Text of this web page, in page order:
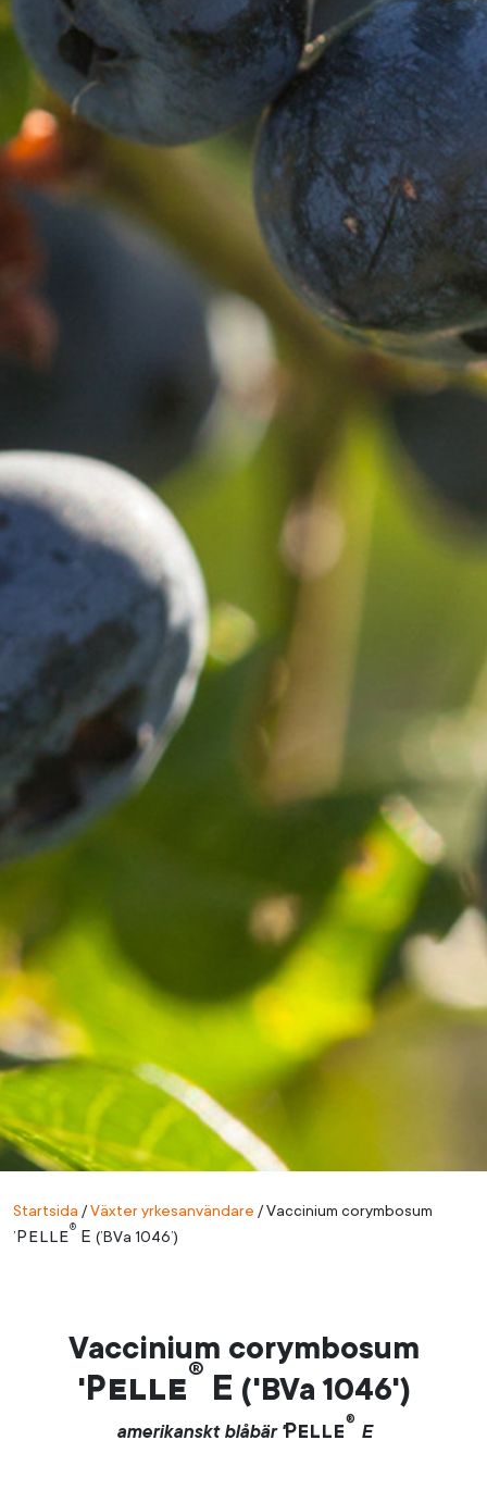
Startsida /Växter yrkesanvändare /Vaccinium corymbosum
’Pelle
®
E (’BVa 1046’)
Vaccinium corymbosum
' Pelle
®
E ('BVa 1046')
amerikanskt blåbär 'Pelle®
E